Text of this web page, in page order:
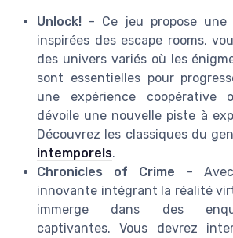
Unlock! - Ce jeu propose une
inspirées des escape rooms,
des univers variés où les
sont essentielles pour
une expérience coopérative
dévoile une nouvelle piste à
Découvrez les classiques du
intemporels.
Chronicles of Crime - Avec
innovante intégrant la réalité
immerge dans des
captivantes. Vous devrez